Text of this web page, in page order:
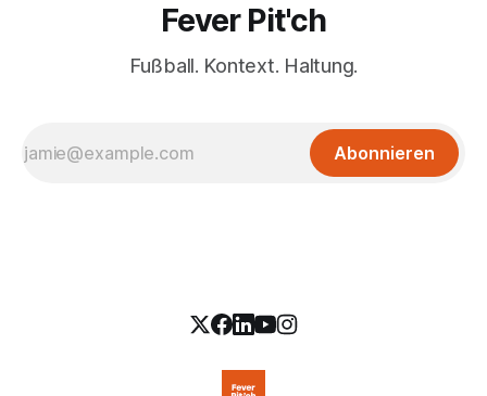
Fever Pit'ch
Fußball. Kontext. Haltung.
Abonnieren